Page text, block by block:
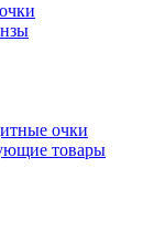
очки
товары